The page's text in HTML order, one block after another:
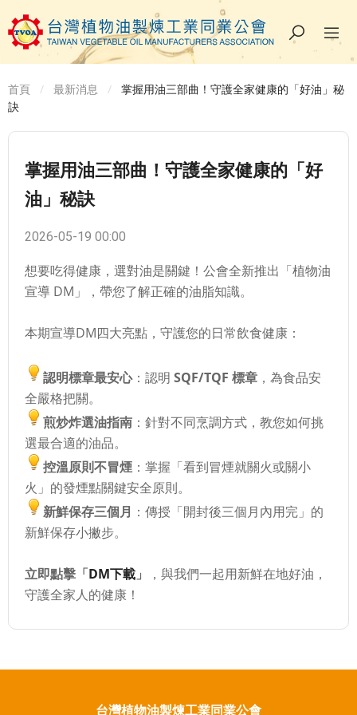
首頁 最新消息
掌握用油三部曲！守護全家健康的「好油」秘
訣
掌握用油三部曲！守護全家健康的「好
油」秘訣
2026-05-19 00:00
想要吃得健康，選對油是關鍵！公會全新推出「植物油
宣導 DM」，帶您了解正確的油脂知識。
本期宣導DM四大亮點，守護您的日常飲食健康：
認明標章最安心：認明 SQF/TQF 標章 ，為食品安
全嚴格把關。
煎炒炸選油指南 ：針對不同烹調方式，教您如何挑
選最合適的油品。
控溫原則不冒煙 ：掌握「看到冒煙就關火或關小
火」的發煙點關鍵安全原則。
新鮮保存三個月 ：傳授「開封後三個月內用完」的
新鮮保存小撇步。
立即點擊「DM下載 」
，與我們一起用新鮮在地好油，
守護全家人的健康！
台灣植物油製煉工業同業公會